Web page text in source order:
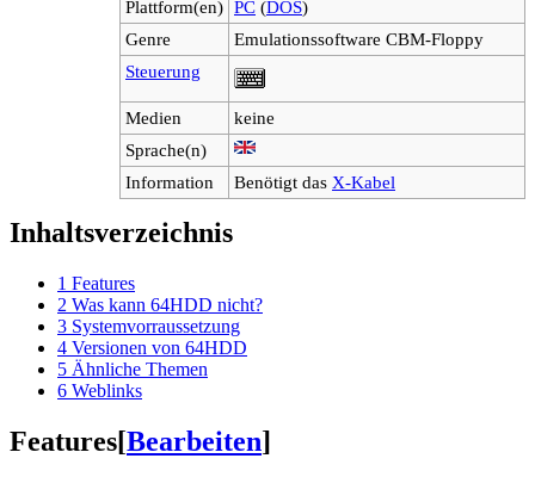
Plattform(en) PC (DOS)
Genre
Emulationssoftware CBM-Floppy
Steuerung
Medien
keine
Sprache(n)
Information
Benötigt das X-Kabel
Inhaltsverzeichnis
1 Features
2 Was kann 64HDD nicht?
3 Systemvorraussetzung
4 Versionen von 64HDD
5 Ähnliche Themen
6 Weblinks
Features[Bearbeiten]